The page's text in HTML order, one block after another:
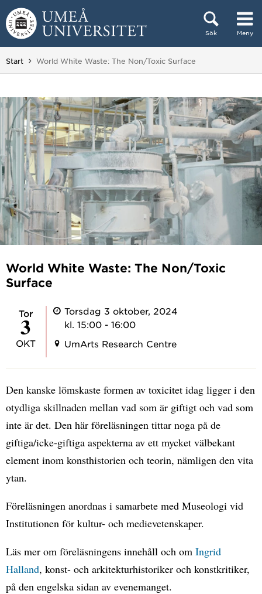
Hoppa direkt till innehållet
Sök Meny
Huvudmenyn dold.
Start Du är här:
World White Waste: The Non/Toxic Surface
World White Waste: The Non/Toxic
Surface
tor
3
OKT
Torsdag 3 oktober, 2024
kl. 15:00 - 16:00
UmArts Research Centre
Den kanske lömskaste formen av toxicitet idag ligger i den
otydliga skillnaden mellan vad som är giftigt och vad som
inte är det. Den här föreläsningen tittar noga på de
giftiga/icke-giftiga aspekterna av ett mycket välbekant
element inom konsthistorien och teorin, nämligen den vita
ytan.
Föreläsningen anordnas i samarbete med Museologi vid
Institutionen för kultur- och medievetenskaper.
Läs mer om föreläsningens innehåll och om Ingrid
Halland, konst- och arkitekturhistoriker och konstkritiker,
på den engelska sidan av evenemanget.